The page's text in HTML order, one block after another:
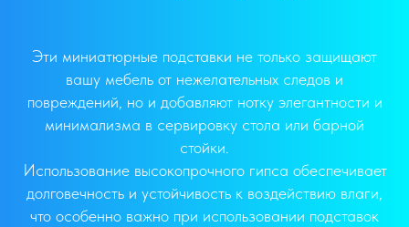
Эти миниатюрные подставки не только защищают
вашу мебель от нежелательных следов и
повреждений, но и добавляют нотку элегантности и
минимализма в сервировку стола или барной
стойки.
Использование высокопрочного гипса обеспечивает
долговечность и устойчивость к воздействию влаги,
что особенно важно при использовании подставок